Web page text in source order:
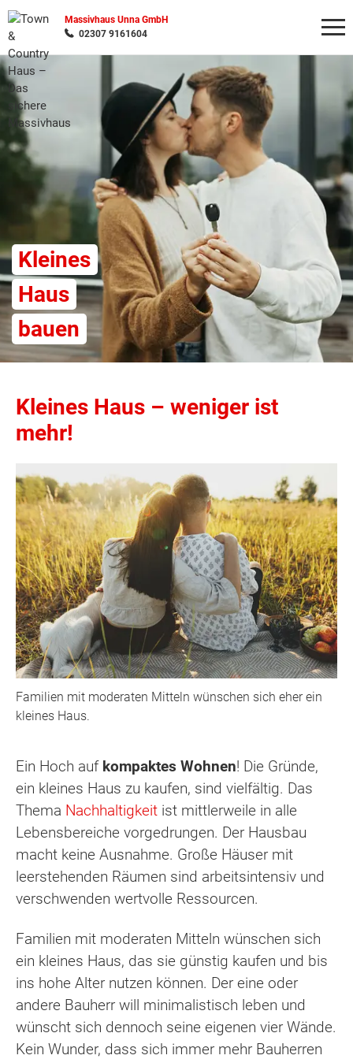
Massivhaus Unna GmbH
02307 9161604
Kleines
Haus
bauen
Kleines Haus – weniger ist
mehr!
Familien mit moderaten Mitteln wünschen sich eher ein
kleines Haus.
Ein Hoch auf kompaktes Wohnen! Die Gründe,
ein kleines Haus zu kaufen, sind vielfältig. Das
Thema Nachhaltigkeit ist mittlerweile in alle
Lebensbereiche vorgedrungen. Der Hausbau
macht keine Ausnahme. Große Häuser mit
leerstehenden Räumen sind arbeitsintensiv und
verschwenden wertvolle Ressourcen.
Familien mit moderaten Mitteln wünschen sich
ein kleines Haus, das sie günstig kaufen und bis
ins hohe Alter nutzen können. Der eine oder
andere Bauherr will minimalistisch leben und
wünscht sich dennoch seine eigenen vier Wände.
Kein Wunder, dass sich immer mehr Bauherren
Wonach möchten Sie suchen?